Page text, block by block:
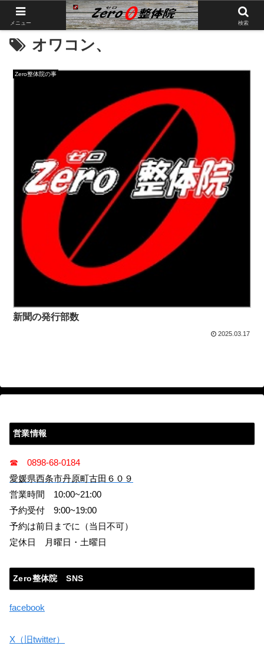
オワコン、
Zero整体院の事
新聞の発行部数
2025.03.17
営業情報
☎ 0898-68-0184
愛媛県西条市丹原町古田６０９
営業時間 10:00~21:00
予約受付 9:00~19:00
予約は前日までに（当日不可）
定休日 月曜日・土曜日
Zero整体院 SNS
facebook
X（旧twitter）
メニュー 検索